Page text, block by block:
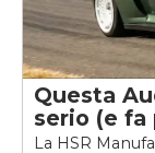
Questa
serio (e fa
La HSR